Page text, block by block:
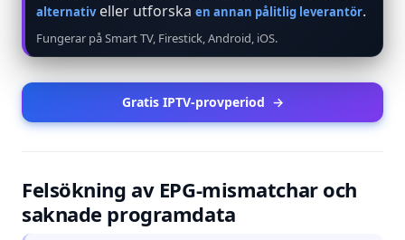
alternativeller utforska en annan pålitlig leverantör.
Fungerar på Smart TV, Firestick, Android, iOS.
Gratis IPTV-provperiod →
Felsökning av EPG-mismatchar och
saknade programdata